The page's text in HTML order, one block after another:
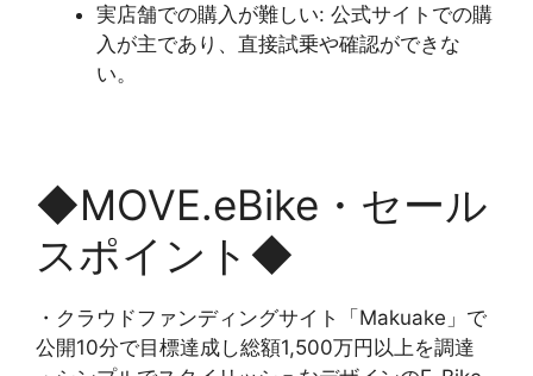
実店舗での購入が難しい: 公式サイトでの購
入が主であり、直接試乗や確認ができな
い。
◆MOVE.eBike・セール
スポイント◆
・クラウドファンディングサイト「Makuake」で
公開10分で目標達成し総額1,500万円以上を調達